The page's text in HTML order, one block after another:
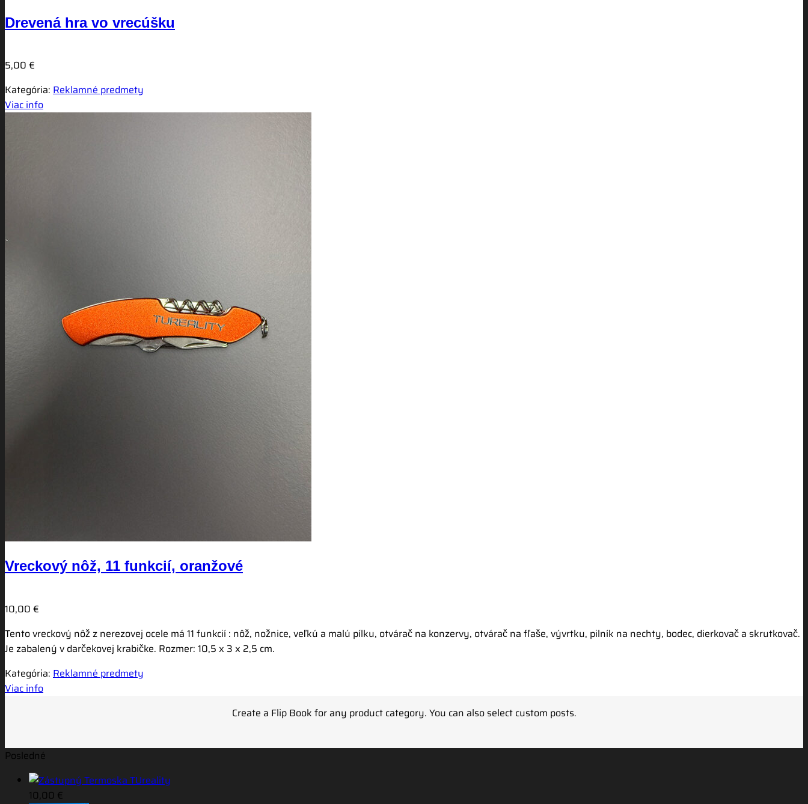
Drevená hra vo vrecúšku
5,00 €
Kategória: Reklamné predmety
Viac info
Vreckový nôž, 11 funkcií, oranžové
10,00 €
Tento vreckový nôž z nerezovej ocele má 11 funkcií : nôž, nožnice, veľkú a malú pílku, otvárač na konzervy, otvárač na fľaše, vývrtku, pilník na nechty, bodec, dierkovač a skrutkovač.
Je zabalený v darčekovej krabičke. Rozmer: 10,5 x 3 x 2,5 cm.
Kategória: Reklamné predmety
Viac info
Create a Flip Book for any product category. You can also select custom posts.
Posledné
Termoska TUreality
10,00 €